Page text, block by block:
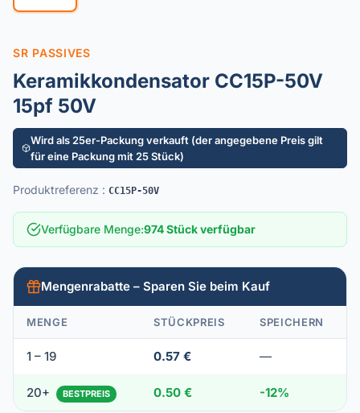
SR PASSIVES
Keramikkondensator CC15P-50V
15pf 50V
Wird als 25er-Packung verkauft (der angegebene Preis gilt
für eine Packung mit 25 Stück)
Produktreferenz : CC15P-50V
Verfügbare Menge:974 Stück verfügbar
Mengenrabatte – Sparen Sie beim Kauf
MENGE STÜCKPREIS SPEICHERN
1 – 19 0.57 € —
20+ BESTPREIS 0.50 € -12%